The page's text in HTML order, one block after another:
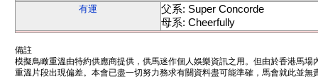
有運
父系: Super Concorde
母系: Cheerfully
備註
模擬鳥瞰重溫由特約供應商提供，供馬迷作個人娛樂資訊之用。但由於香港馬
重溫片段出現偏差。本會已盡一切努力務求有關資料盡可能準確，馬會就此並